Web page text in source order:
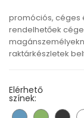
promóciós, céges
rendelhetőek
raktárkészletek
Elérhető
színek: